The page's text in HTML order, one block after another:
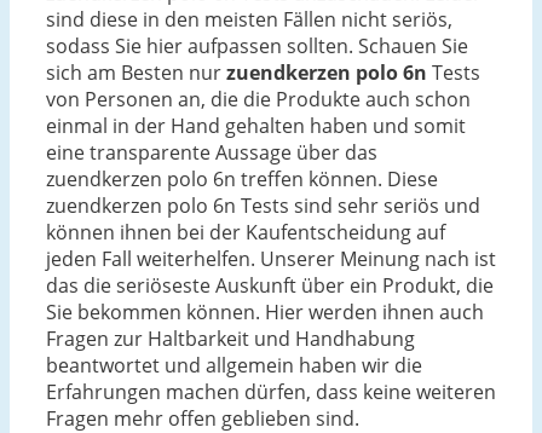
sind diese in den meisten Fällen nicht seriös,
sodass Sie hier aufpassen sollten. Schauen Sie
sich am Besten nurzuendkerzen polo 6n Tests
von Personen an, die die Produkte auch schon
einmal in der Hand gehalten haben und somit
eine transparente Aussage über das
zuendkerzen polo 6n treffen können. Diese
zuendkerzen polo 6n Tests sind sehr seriös und
können ihnen bei der Kaufentscheidung auf
jeden Fall weiterhelfen. Unserer Meinung nach ist
das die seriöseste Auskunft über ein Produkt, die
Sie bekommen können. Hier werden ihnen auch
Fragen zur Haltbarkeit und Handhabung
beantwortet und allgemein haben wir die
Erfahrungen machen dürfen, dass keine weiteren
Fragen mehr offen geblieben sind.